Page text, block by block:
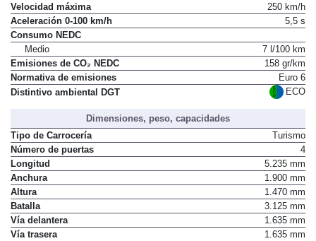
Velocidad máxima
250 km/h
Aceleración 0-100 km/h
5,5 s
Consumo NEDC
Medio
7 l/100 km
Emisiones de CO₂ NEDC
158 gr/km
Normativa de emisiones
Euro 6
Distintivo ambiental DGT
ECO
Dimensiones, peso, capacidades
Tipo de Carrocería
Turismo
Número de puertas
4
Longitud
5.235 mm
Anchura
1.900 mm
Altura
1.470 mm
Batalla
3.125 mm
Vía delantera
1.635 mm
Vía trasera
1.635 mm